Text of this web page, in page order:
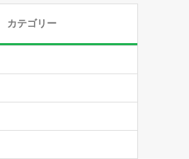
カテゴリー